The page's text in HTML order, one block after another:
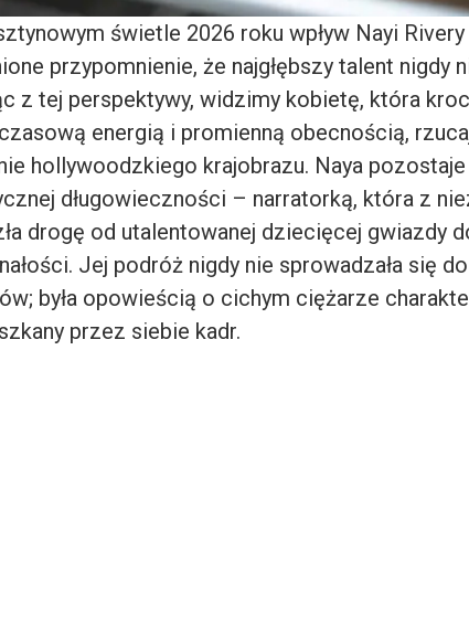
świetle 2026 roku wpływ Nayi
przypomnienie, że najgłębszy talent nigdy
z tej perspektywy, widzimy kobietę, która
energią i promienną obecnością,
hollywoodzkiego krajobrazu. Naya
długowieczności – narratorką, która z
drogę od utalentowanej dziecięcej gwiazdy
Jej podróż nigdy nie sprowadzała się
była opowieścią o cichym ciężarze
przez siebie kadr.